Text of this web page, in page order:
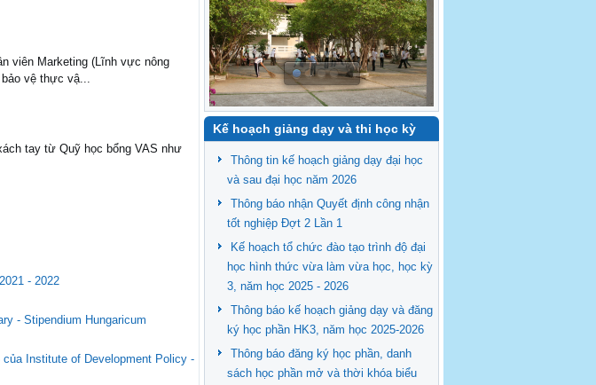
viên Marketing (Lĩnh vực nông
bảo vệ thực vậ...
tay từ Quỹ học bổng VAS như
- 2022
- Stipendium Hungaricum
Institute of Development Policy -
Kế hoạch giảng dạy và thi học kỳ
Thông tin kế hoạch giảng dạy đại học
và sau đại học năm 2026
Thông báo nhận Quyết định công nhận
tốt nghiệp Đợt 2 Lần 1
Kế hoạch tổ chức đào tạo trình độ đại
học hình thức vừa làm vừa học, học kỳ
3, năm học 2025 - 2026
Thông báo kế hoạch giảng dạy và đăng
ký học phần HK3, năm học 2025-2026
Thông báo đăng ký học phần, danh
sách học phần mở và thời khóa biểu